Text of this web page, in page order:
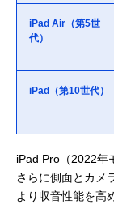
iPad Air（第5世
代）
iPad（第10世代）
iPad（第9世代）
iPad mini（第6世
iPad Pro（2022年
さらに側面とカメ
より収音性能を高